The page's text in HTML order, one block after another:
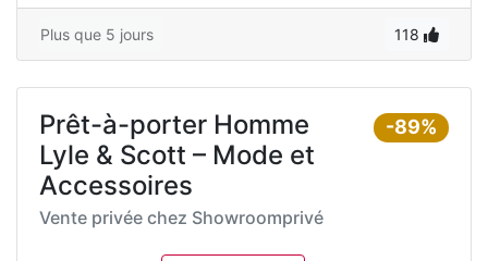
Plus que 5 jours 118
-89%
Prêt-à-porter Homme
Lyle & Scott – Mode et
Accessoires
Vente privée chez Showroomprivé